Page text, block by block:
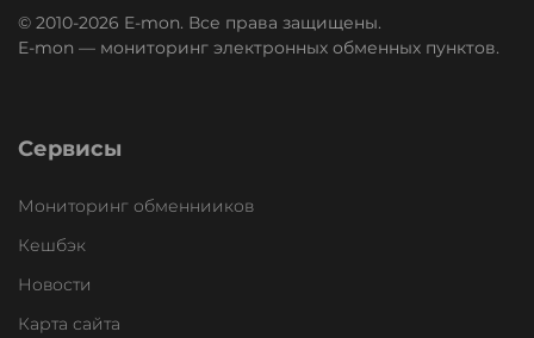
© 2010-2026 E-mon. Все права защищены.
E-mon — мониторинг электронных обменных пунктов.
Сервисы
Мониторинг обменнииков
Кешбэк
Новости
Карта сайта